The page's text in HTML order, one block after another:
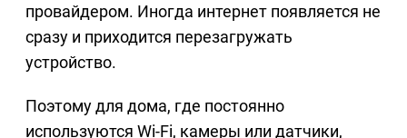
провайдером. Иногда интернет появляется не
сразу и приходится перезагружать
устройство.
Поэтому для дома, где постоянно
используются Wi-Fi, камеры или датчики,